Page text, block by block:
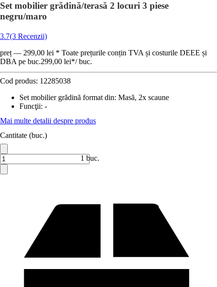
Set mobilier grădină/terasă 2 locuri 3 piese
negru/maro
3.7(3 Recenzii)
preț — 299,00 lei * Toate prețurile conțin TVA și costurile DEEE și
DBA pe buc.299,00 lei*/ buc.
Cod produs: 12285038
Set mobilier grădină format din: Masă, 2x scaune
Funcţii: -
Mai multe detalii despre produs
Cantitate (buc.)
1 buc.